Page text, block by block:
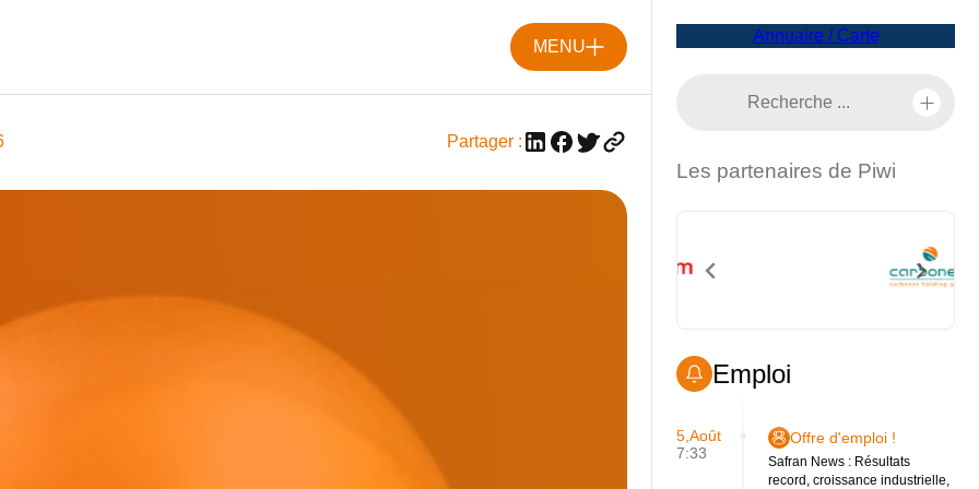
MENU
Partager :
Annuaire / Carte
Les partenaires de Piwi
Emploi
5,Août
7:33
Offre d'emploi !
Safran News : Résultats
record, croissance industrielle,